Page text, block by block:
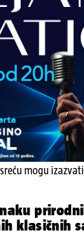
mogu
klasičnih